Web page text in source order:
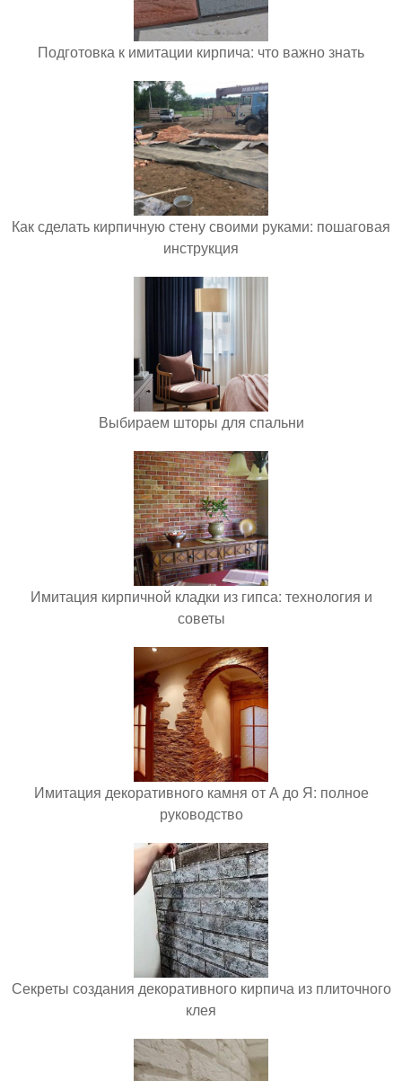
Подготовка к имитации кирпича: что важно знать
Как сделать кирпичную стену своими руками: пошаговая
инструкция
Выбираем шторы для спальни
Имитация кирпичной кладки из гипса: технология и
советы
Имитация декоративного камня от А до Я: полное
руководство
Секреты создания декоративного кирпича из плиточного
клея